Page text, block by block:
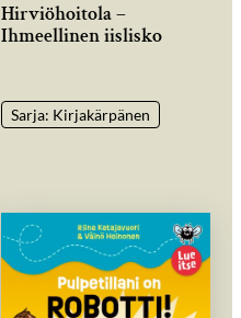
Hirviöhoitola –
Ihmeellinen iislisko
Sarja: Kirjakärpänen